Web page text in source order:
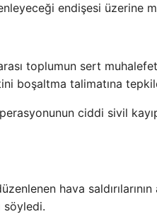
endişesi üzerine
toplumun sert
boşaltma talimatına
ciddi sivil
hava
söyledi.